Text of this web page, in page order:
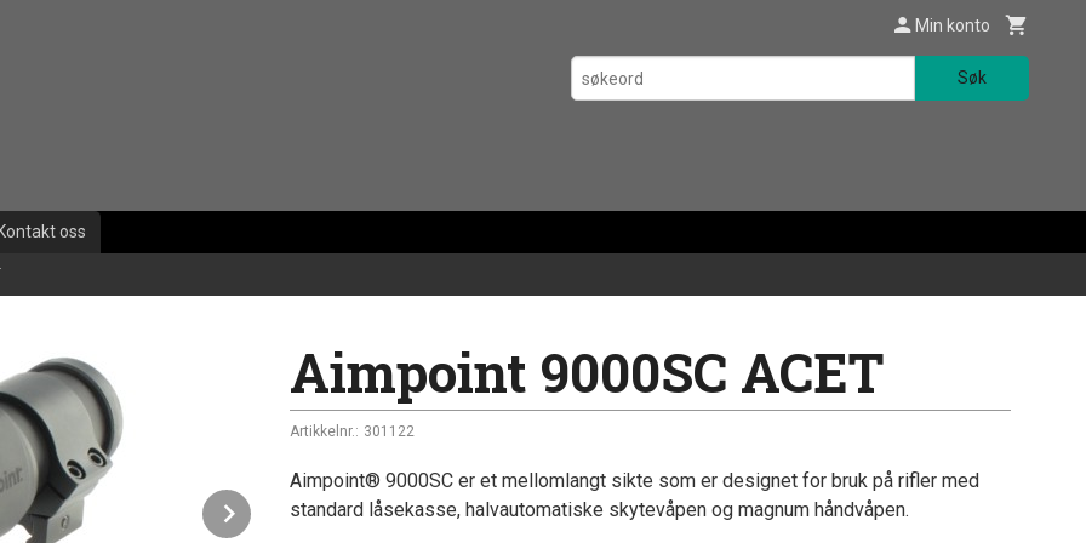
Min konto
Søk
Kontakt oss
Next
Aimpoint 9000SC ACET
Artikkelnr.: 301122
Aimpoint® 9000SC er et mellomlangt sikte som er designet for bruk på rifler med
standard låsekasse, halvautomatiske skytevåpen og magnum håndvåpen.